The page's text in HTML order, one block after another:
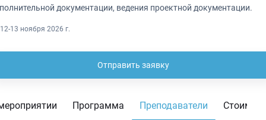
документации, ведения проектной документации.
12-13 ноября 2026 г.
Отправить заявку
Программа Преподаватели